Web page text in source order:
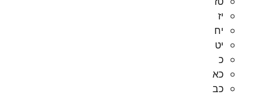
יז
יח
יט
כ
כא
כב